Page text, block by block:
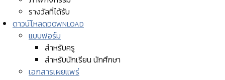
รางวัลที่ได้รับ
ดาวน์โหลดDOWNLOAD
แบบฟอร์ม
สำหรับครู
สำหรับนักเรียน นักศึกษา
เอกสารเผยแพร่